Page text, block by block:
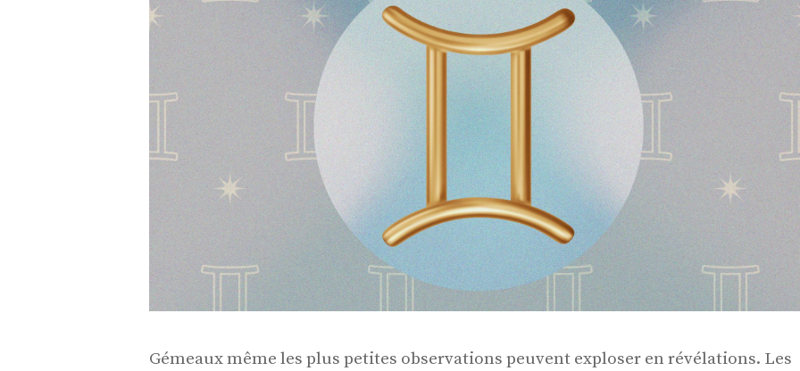
Gémeaux même les plus petites observations peuvent exploser en révélations. Les